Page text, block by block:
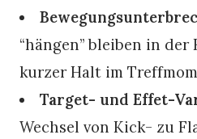
“hängen” bleiben in
kurzer Halt im
Target- und Effet-
Wechsel von Kick- zu